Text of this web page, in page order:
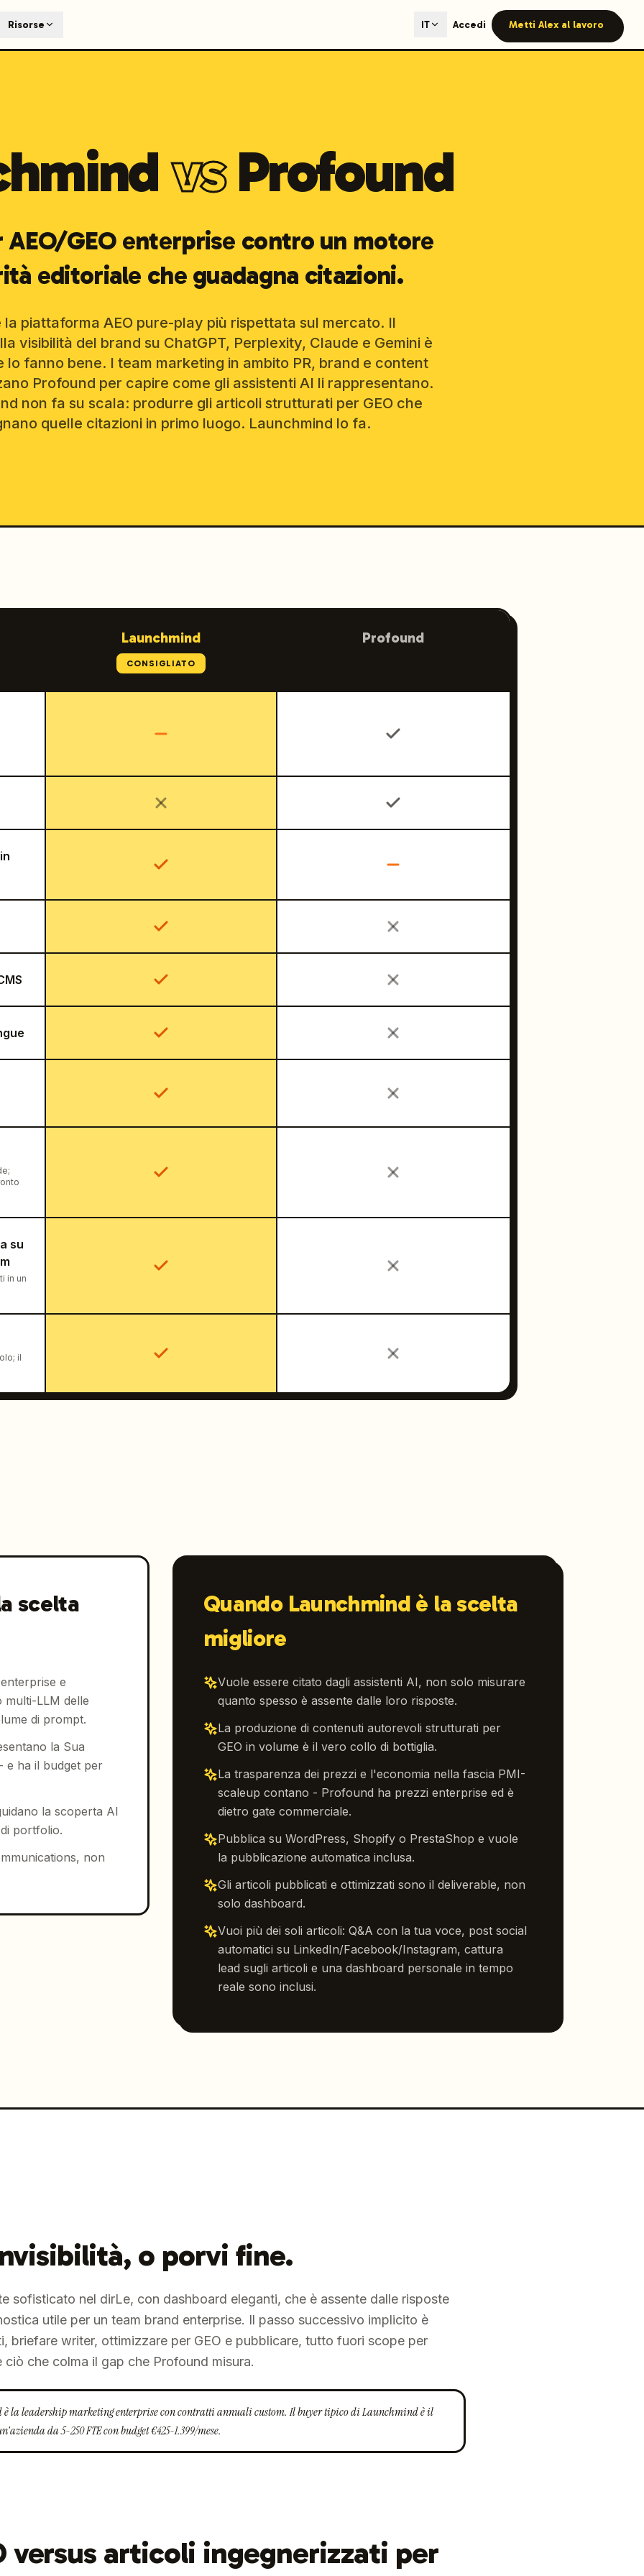
engines like ChatGPT, Claude, and Perplexity. Automated content generation with GEO optimization built-in.
Watch Launchmind on YouTube
Risorse IT Accedi Metti Alex al lavoro
vs Profound
AEO/GEO enterprise contro un motore
editoriale che guadagna citazioni.
la piattaforma AEO pure-play più rispettata sul mercato. Il
visibilità del brand su ChatGPT, Perplexity, Claude e Gemini è
lo fanno bene. I team marketing in ambito PR, brand e content
Profound per capire come gli assistenti AI li rappresentano.
non fa su scala: produrre gli articoli strutturati per GEO che
quelle citazioni in primo luogo. Launchmind lo fa.
Launchmind
CONSIGLIATO
Profound
su
in un
il
scelta
e
multi-LLM delle
di prompt.
la Sua
e ha il budget per
la scoperta AI
portfolio.
non
Quando Launchmind è la scelta
migliore
Vuole essere citato dagli assistenti AI, non solo misurare
quanto spesso è assente dalle loro risposte.
La produzione di contenuti autorevoli strutturati per
GEO in volume è il vero collo di bottiglia.
La trasparenza dei prezzi e l'economia nella fascia PMI-
scaleup contano - Profound ha prezzi enterprise ed è
dietro gate commerciale.
Pubblica su WordPress, Shopify o PrestaShop e vuole
la pubblicazione automatica inclusa.
Gli articoli pubblicati e ottimizzati sono il deliverable, non
solo dashboard.
Vuoi più dei soli articoli: Q&A con la tua voce, post social
automatici su LinkedIn/Facebook/Instagram, cattura
lead sugli articoli e una dashboard personale in tempo
reale sono inclusi.
o porvi fine.
sofisticato nel dirLe, con dashboard eleganti, che è assente dalle risposte
utile per un team brand enterprise. Il passo successivo implicito è
briefare writer, ottimizzare per GEO e pubblicare, tutto fuori scope per
ciò che colma il gap che Profound misura.
la leadership marketing enterprise con contratti annuali custom. Il buyer tipico di Launchmind è il
da 5-250 FTE con budget €425-1.399/mese.
versus articoli ingegnerizzati per